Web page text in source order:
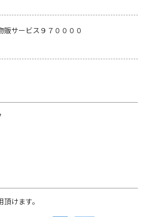
販サービス９７００００
けます。